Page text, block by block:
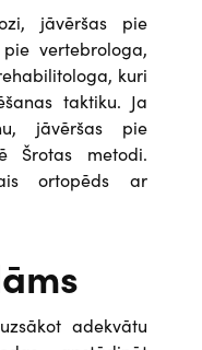
jāvēršas pie
vertebrologa,
kuri
taktiku. Ja
jāvēršas pie
Šrotas metodi.
ortopēds ar
adekvātu